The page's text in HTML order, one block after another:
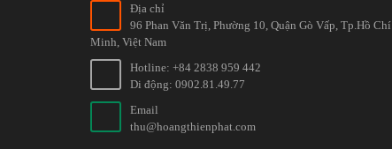
Địa chỉ
96 Phan Văn Trị, Phường 10, Quận Gò Vấp, Tp.Hồ Chí
Minh, Việt Nam
Hotline: +84 2838 959 442
Di động: 0902.81.49.77
Email
thu@hoangthienphat.com